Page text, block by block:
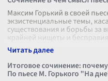
Максим Горький в своей
экзистенциальные темы,
существования и борьбы за
крайней нищеты и
Итоговое сочинение:
По пьесе М. Горького "На